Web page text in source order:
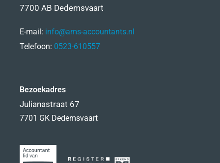
7700 AB Dedemsvaart
E-mail: info@ams-accountants.nl
Telefoon: 0523-610557
Bezoekadres
Julianastraat 67
7701 GK Dedemsvaart